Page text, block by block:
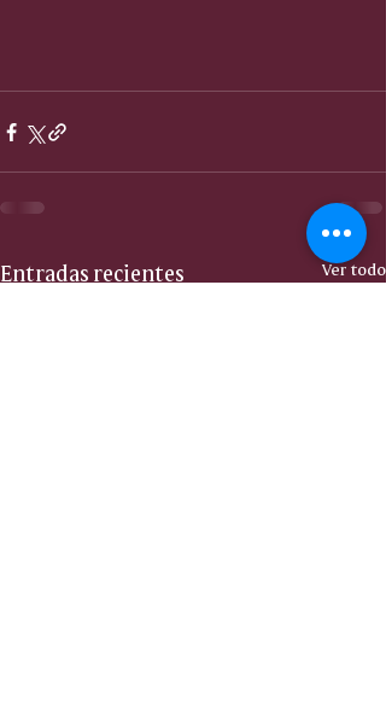
Entradas recientes Ver todo